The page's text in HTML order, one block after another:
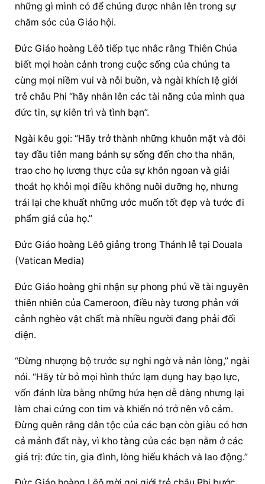
những gì mình có để chúng được nhân lên trong sự
chăm sóc của Giáo hội.
Đức Giáo hoàng Lêô tiếp tục nhắc rằng Thiên Chúa
biết mọi hoàn cảnh trong cuộc sống của chúng ta
cùng mọi niềm vui và nỗi buồn, và ngài khích lệ giới
trẻ châu Phi “hãy nhân lên các tài năng của mình qua
đức tin, sự kiên trì và tình bạn”.
Ngài kêu gọi: “Hãy trở thành những khuôn mặt và đôi
tay đầu tiên mang bánh sự sống đến cho tha nhân,
trao cho họ lương thực của sự khôn ngoan và giải
thoát họ khỏi mọi điều không nuôi dưỡng họ, nhưng
trái lại che khuất những ước muốn tốt đẹp và tước đi
phẩm giá của họ.”
Đức Giáo hoàng Lêô giảng trong Thánh lễ tại Douala
(Vatican Media)
Đức Giáo hoàng ghi nhận sự phong phú về tài nguyên
thiên nhiên của Cameroon, điều này tương phản với
cảnh nghèo vật chất mà nhiều người đang phải đối
diện.
“Đừng nhượng bộ trước sự nghi ngờ và nản lòng,” ngài
nói. “Hãy từ bỏ mọi hình thức lạm dụng hay bạo lực,
vốn đánh lừa bằng những hứa hẹn dễ dàng nhưng lại
làm chai cứng con tim và khiến nó trở nên vô cảm.
Đừng quên rằng dân tộc của các bạn còn giàu có hơn
cả mảnh đất này, vì kho tàng của các bạn nằm ở các
giá trị: đức tin, gia đình, lòng hiếu khách và lao động.”